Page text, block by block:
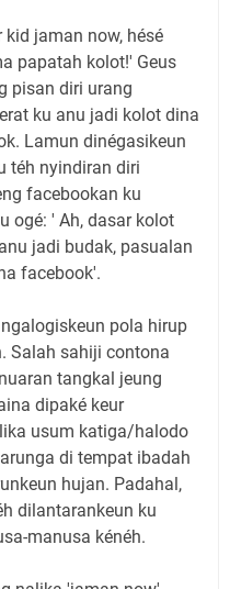
kid jaman now, hésé
papatah kolot!' Geus
pisan diri urang
ku anu jadi kolot dina
Lamun dinégasikeun
téh nyindiran diri
facebookan ku
ogé: ' Ah, dasar kolot
jadi budak, pasualan
facebook'.
pola hirup
Salah sahiji contona
tangkal jeung
dipaké keur
usum katiga/halodo
di tempat ibadah
hujan. Padahal,
dilantarankeun ku
manusa kénéh.